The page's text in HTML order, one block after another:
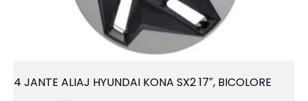
4 JANTE ALIAJ HYUNDAI KONA SX2 17″, BICOLORE